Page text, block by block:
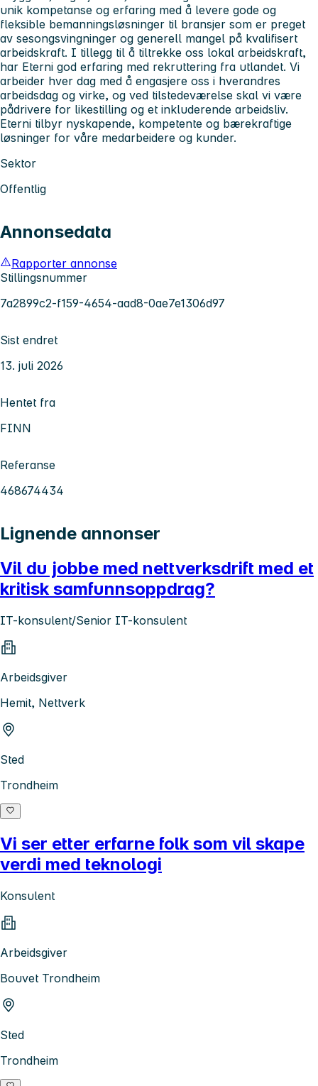
unik kompetanse og erfaring med å levere gode og
fleksible bemanningsløsninger til bransjer som er preget
av sesongsvingninger og generell mangel på kvalifisert
arbeidskraft. I tillegg til å tiltrekke oss lokal arbeidskraft,
har Eterni god erfaring med rekruttering fra utlandet. Vi
arbeider hver dag med å engasjere oss i hverandres
arbeidsdag og virke, og ved tilstedeværelse skal vi være
pådrivere for likestilling og et inkluderende arbeidsliv.
Eterni tilbyr nyskapende, kompetente og bærekraftige
løsninger for våre medarbeidere og kunder.
Sektor
Offentlig
Annonsedata
Rapporter annonse
Stillingsnummer
7a2899c2-f159-4654-aad8-0ae7e1306d97
Sist endret
13. juli 2026
Hentet fra
FINN
Referanse
468674434
Lignende annonser
Vil du jobbe med nettverksdrift med et
kritisk samfunnsoppdrag?
IT-konsulent/Senior IT-konsulent
Arbeidsgiver
Hemit, Nettverk
Sted
Trondheim
Vi ser etter erfarne folk som vil skape
verdi med teknologi
Konsulent
Arbeidsgiver
Bouvet Trondheim
Sted
Trondheim